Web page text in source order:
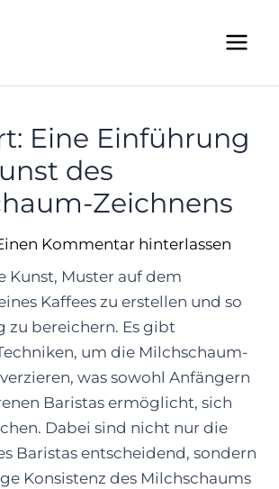
Main
Menu
Eine Einführung
des
Zeichnens
Kommentar hinterlassen
Kunst, Muster auf dem
Kaffees zu erstellen und so
zu bereichern. Es gibt
um die Milchschaum-
was sowohl Anfängern
Baristas ermöglicht, sich
Dabei sind nicht nur die
Baristas entscheidend, sondern
Konsistenz des Milchschaums